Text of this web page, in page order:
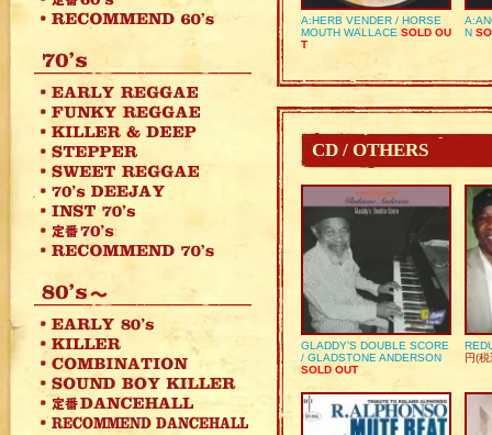
A:HERB VENDER / HORSE
MOUTH WALLACE SOLD OU
T
N
CD / OTHERS
GLADDY’S DOUBLE SCORE
/ GLADSTONE ANDERSON
SOLD OUT
円(